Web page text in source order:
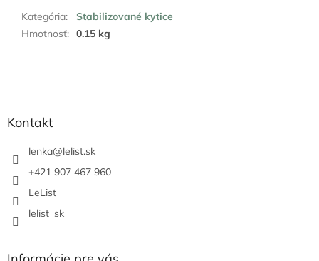
Kategória:
Stabilizované kytice
Hmotnosť: 0.15 kg
Kontakt
lenka@lelist.sk
+421 907 467 960
LeList
lelist_sk